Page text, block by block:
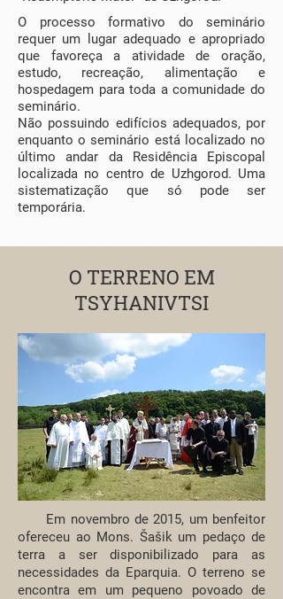
O processo formativo do seminário
requer um lugar adequado e apropriado
que favoreça a atividade de oração,
estudo, recreação, alimentação e
hospedagem para toda a comunidade do
seminário.
Não possuindo edifícios adequados, por
enquanto o seminário está localizado no
último andar da Residência Episcopal
localizada no centro de Uzhgorod. Uma
sistematização que só pode ser
temporária.
O TERRENO EM
TSYHANIVTSI
Em novembro de 2015, um benfeitor
ofereceu ao Mons. Šašik um pedaço de
terra a ser disponibilizado para as
necessidades da Eparquia. O terreno se
encontra em um pequeno povoado de